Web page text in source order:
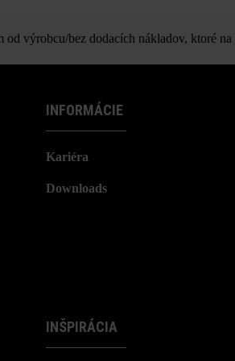
výrobcu/bez dodacích nákladov, ktoré
INFORMÁCIE
Kariéra
Downloads
INŠPIRÁCIA